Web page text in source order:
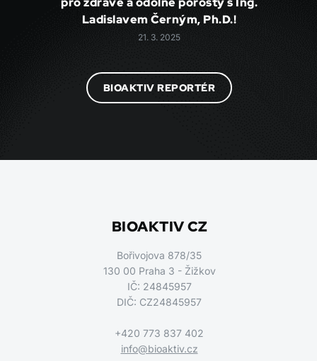
Ladislavem Černým, Ph.D.!
21. 3. 2025
BIOAKTIV REPORTÉR
BIOAKTIV CZ
Bořivojova 878/35
130 00 Praha 3 - Žižkov
IČ: 24845957
DIČ: CZ24845957
+420 773 837 402
info@bioaktiv.cz